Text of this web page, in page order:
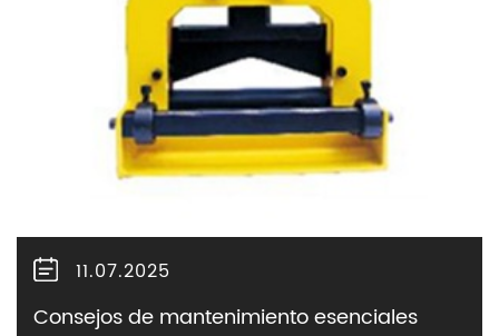
11.07.2025
Consejos de mantenimiento esenciales